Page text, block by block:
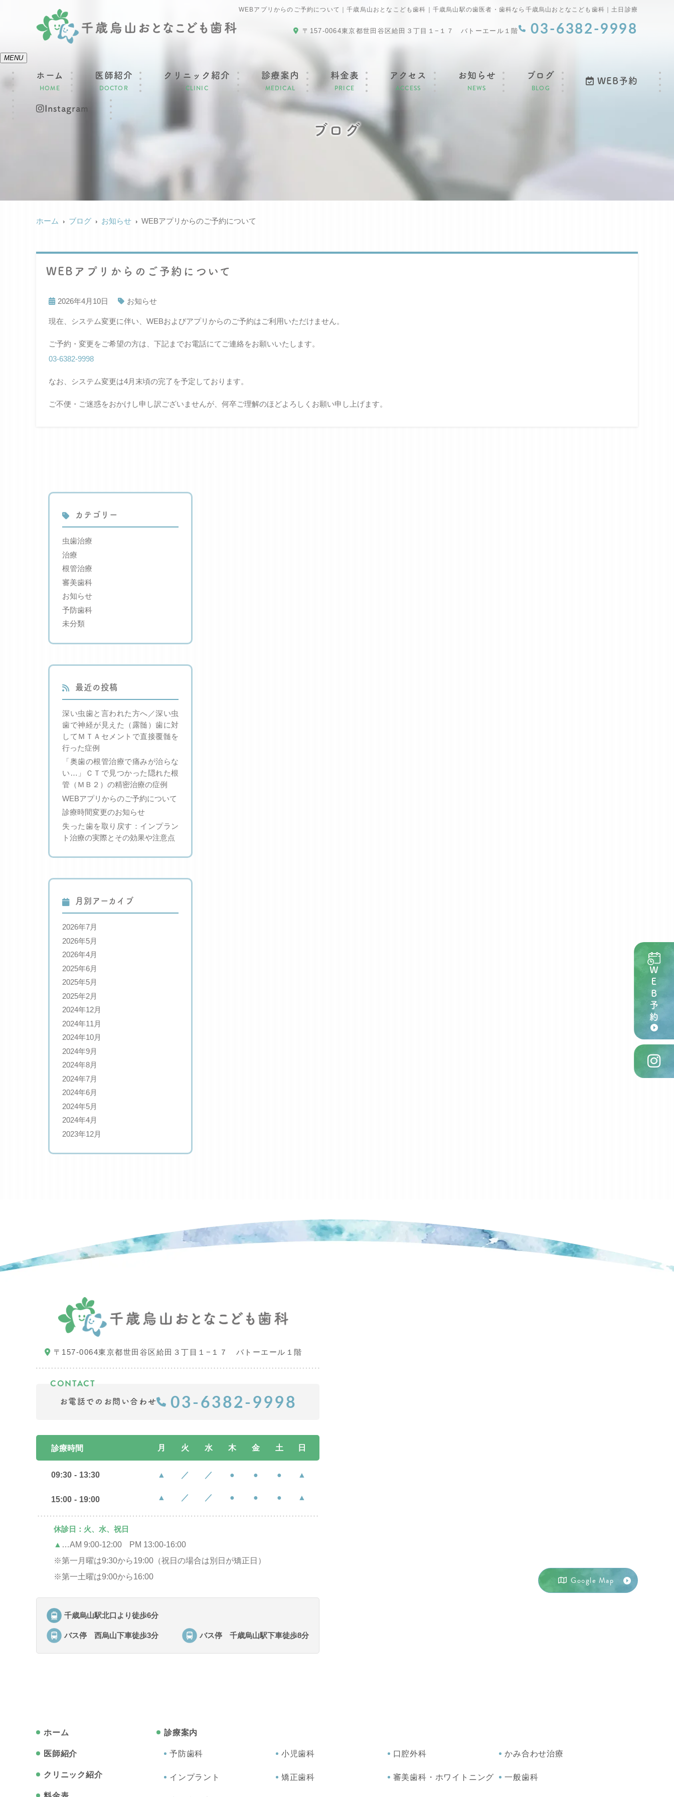
WEBアプリからのご予約について｜千歳烏山おとなこども歯科｜千歳烏山駅の歯医者・歯科なら千歳烏山おとなこども歯科｜土日診療
〒157-0064東京都世田谷区給田３丁目１−１７ バトーエール１階 03-6382-9998
ＷＥＢ予約
MENU
ホーム
HOME
医師紹介
DOCTOR
クリニック紹介
CLINIC
診療案内
MEDICAL
料金表
PRICE
アクセス
ACCESS
お知らせ
NEWS
ブログ
BLOG
WEB予約
Instagram
ブログ
ホーム ブログ お知らせ WEBアプリからのご予約について
WEBアプリからのご予約について
2026年4月10日 お知らせ
現在、システム変更に伴い、WEBおよびアプリからのご予約はご利用いただけません。
ご予約・変更をご希望の方は、下記までお電話にてご連絡をお願いいたします。
03-6382-9998
なお、システム変更は4月末頃の完了を予定しております。
ご不便・ご迷惑をおかけし申し訳ございませんが、何卒ご理解のほどよろしくお願い申し上げます。
カテゴリー
虫歯治療
治療
根管治療
審美歯科
お知らせ
予防歯科
未分類
最近の投稿
深い虫歯と言われた方へ／深い虫
歯で神経が見えた（露髄）歯に対
してＭＴＡセメントで直接覆髄を
行った症例
「奥歯の根管治療で痛みが治らな
い…」ＣＴで見つかった隠れた根
管（ＭＢ２）の精密治療の症例
WEBアプリからのご予約について
診療時間変更のお知らせ
失った歯を取り戻す：インプラン
ト治療の実際とその効果や注意点
月別アーカイブ
2026年7月
2026年5月
2026年4月
2025年6月
2025年5月
2025年2月
2024年12月
2024年11月
2024年10月
2024年9月
2024年8月
2024年7月
2024年6月
2024年5月
2024年4月
2023年12月
〒157-0064東京都世田谷区給田３丁目１−１７ バトーエール１階
お電話でのお問い合わせ 03-6382-9998
診療時間 月 火 水 木 金 土 日
09:30 - 13:30 ▲ ／ ／ ● ● ● ▲
15:00 - 19:00 ▲ ／ ／ ● ● ● ▲
休診日：火、水、祝日
▲ …AM 9:00-12:00
PM 13:00-16:00
※第一月曜は9:30から19:00 （祝日の場合は別日が矯正日）
※第一土曜は9:00から16:00
千歳烏山駅北口より徒歩6分
バス停 西烏山下車徒歩3分 バス停 千歳烏山駅下車徒歩8分
Google Map
ホーム
医師紹介
クリニック紹介
診療案内
予防歯科 小児歯科 口腔外科 かみ合わせ治療
インプラント 矯正歯科 審美歯科・ホワイトニング 一般歯科